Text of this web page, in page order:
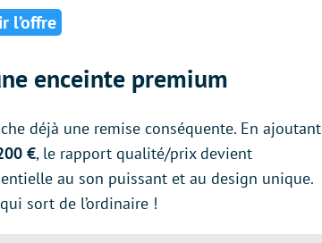
l’offre
enceinte premium
déjà une remise conséquente. En ajoutant
€, le rapport qualité/prix devient
au son puissant et au design unique.
sort de l’ordinaire !